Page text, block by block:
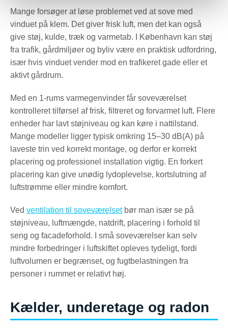
Mange forsøger at løse problemet ved at sove med
vinduet på klem. Det giver frisk luft, men det kan også
give støj, kulde, træk og varmetab. I København kan støj
fra trafik, gårdmiljøer og byliv være en praktisk udfordring,
især hvis vinduet vender mod en trafikeret gade eller et
aktivt gårdrum.
Med en 1-rums varmegenvinder får soveværelset
kontrolleret tilførsel af frisk, filtreret og forvarmet luft. Flere
enheder har lavt støjniveau og kan køre i nattilstand.
Mange modeller ligger typisk omkring 15–30 dB(A) på
laveste trin ved korrekt montage, og derfor er korrekt
placering og professionel installation vigtig. En forkert
placering kan give unødig lydoplevelse, kortslutning af
luftstrømme eller mindre komfort.
Ved ventilation til soveværelsetbør man især se på
støjniveau, luftmængde, natdrift, placering i forhold til
seng og facadeforhold. I små soveværelser kan selv
mindre forbedringer i luftskiftet opleves tydeligt, fordi
luftvolumen er begrænset, og fugtbelastningen fra
personer i rummet er relativt høj.
Kælder, underetage og radon